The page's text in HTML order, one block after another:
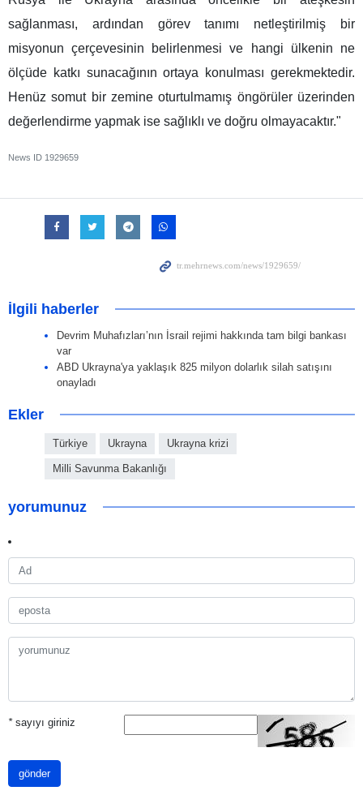
sağlanması, ardından görev tanımı netleştirilmiş bir
misyonun çerçevesinin belirlenmesi ve hangi ülkenin ne
ölçüde katkı sunacağının ortaya konulması gerekmektedir.
Henüz somut bir zemine oturtulmamış öngörüler üzerinden
değerlendirme yapmak ise sağlıklı ve doğru olmayacaktır."
News ID 1929659
İlgili haberler
Devrim Muhafızları’nın İsrail rejimi hakkında tam bilgi bankası
var
ABD Ukrayna'ya yaklaşık 825 milyon dolarlık silah satışını
onayladı
Ekler
Türkiye Ukrayna Ukrayna krizi
Milli Savunma Bakanlığı
yorumunuz
*sayıyı giriniz
gönder